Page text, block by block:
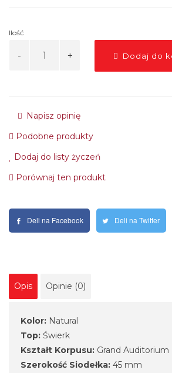
Ilość
Dodaj do
Napisz opinię
Podobne produkty
Dodaj do listy życzeń
Porównaj ten produkt
Deli na Facebook Deli na Twitter
Opis Opinie (0)
Kolor: Natural
Top: Świerk
Kształt Korpusu: Grand Auditorium
Szerokość Siodełka: 45 mm